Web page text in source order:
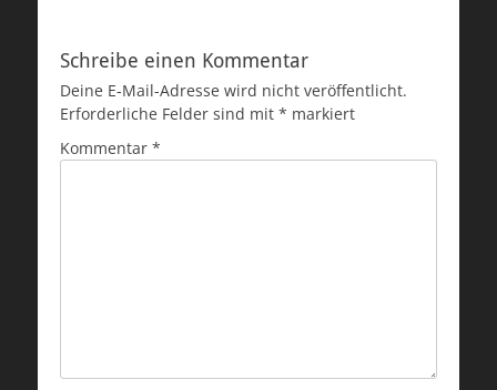
Schreibe einen Kommentar
Deine E-Mail-Adresse wird nicht veröffentlicht.
Erforderliche Felder sind mit * markiert
Kommentar *